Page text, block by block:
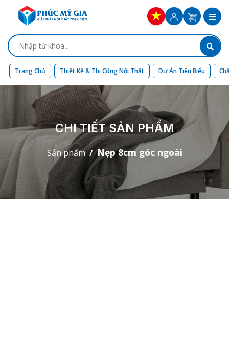
Trang Chủ Thiết Kế & Thi Công Nội Thất Dự Án Tiêu Biểu
CHI TIẾT SẢN PHẨM
Sản phẩm Nẹp 8cm góc ngoài